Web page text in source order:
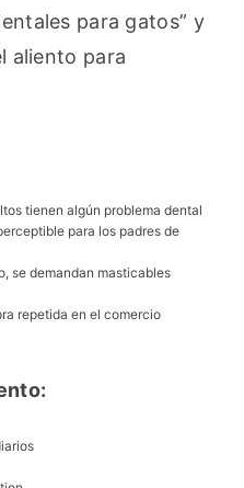
para gatos” y
aliento para
tienen algún problema dental
para los padres de
se demandan masticables
repetida en el comercio